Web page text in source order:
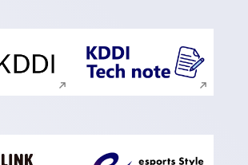
新規ウィンドウで開く 新規ウィンドウで開く